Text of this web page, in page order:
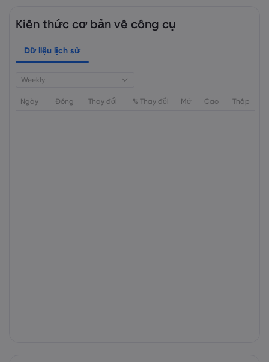
Kiến thức cơ bản về công cụ
Dữ liệu lịch sử
Weekly
Ngày Đóng Thay đổi % Thay đổi Mở Cao Thấp